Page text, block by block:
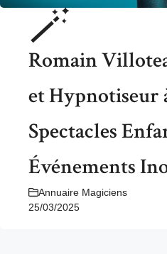
🪄
Romain
et Hypnotiseur
Spectacles
Événements
Annuaire Magiciens
25/03/2025